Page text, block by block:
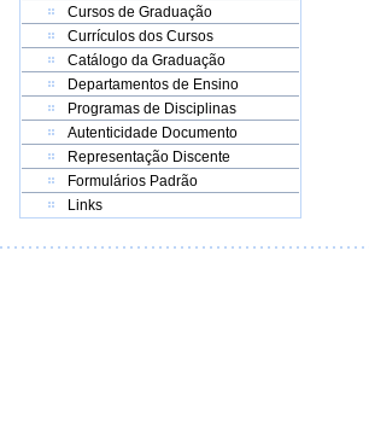
Cursos de Graduação
Currículos dos Cursos
Catálogo da Graduação
Departamentos de Ensino
Programas de Disciplinas
Autenticidade Documento
Representação Discente
Formulários Padrão
Links